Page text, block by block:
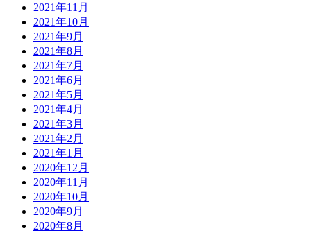
2021年11月
2021年10月
2021年9月
2021年8月
2021年7月
2021年6月
2021年5月
2021年4月
2021年3月
2021年2月
2021年1月
2020年12月
2020年11月
2020年10月
2020年9月
2020年8月